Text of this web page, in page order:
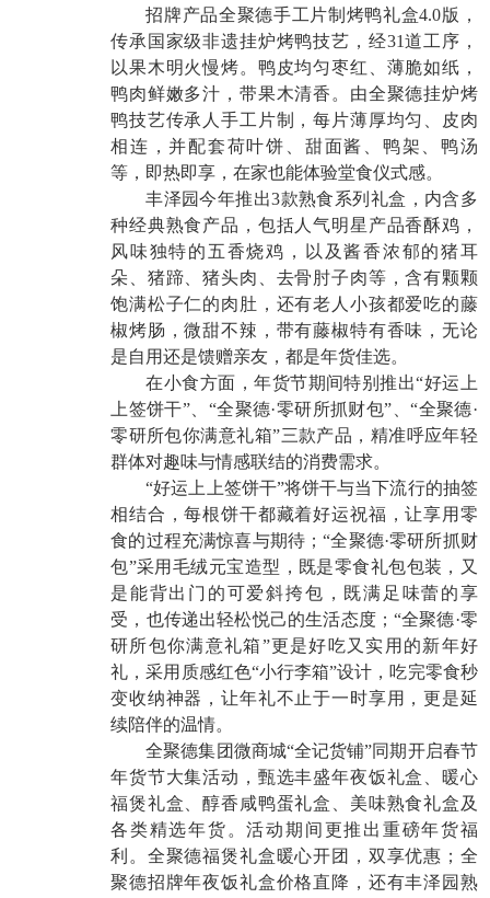
招牌产品全聚德手工片制烤鸭礼盒4.0版，
传承国家级非遗挂炉烤鸭技艺，经31道工序，
以果木明火慢烤。鸭皮均匀枣红、薄脆如纸，
鸭肉鲜嫩多汁，带果木清香。由全聚德挂炉烤
鸭技艺传承人手工片制，每片薄厚均匀、皮肉
相连，并配套荷叶饼、甜面酱、鸭架、鸭汤
等，即热即享，在家也能体验堂食仪式感。
丰泽园今年推出3款熟食系列礼盒，内含多
种经典熟食产品，包括人气明星产品香酥鸡，
风味独特的五香烧鸡，以及酱香浓郁的猪耳
朵、猪蹄、猪头肉、去骨肘子肉等，含有颗颗
饱满松子仁的肉肚，还有老人小孩都爱吃的藤
椒烤肠，微甜不辣，带有藤椒特有香味，无论
是自用还是馈赠亲友，都是年货佳选。
在小食方面，年货节期间特别推出“好运上
上签饼干”、“全聚德·零研所抓财包”、“全聚德·
零研所包你满意礼箱”三款产品，精准呼应年轻
群体对趣味与情感联结的消费需求。
“好运上上签饼干”将饼干与当下流行的抽签
相结合，每根饼干都藏着好运祝福，让享用零
食的过程充满惊喜与期待；“全聚德·零研所抓财
包”采用毛绒元宝造型，既是零食礼包包装，又
是能背出门的可爱斜挎包，既满足味蕾的享
受，也传递出轻松悦己的生活态度；“全聚德·零
研所包你满意礼箱”更是好吃又实用的新年好
礼，采用质感红色“小行李箱”设计，吃完零食秒
变收纳神器，让年礼不止于一时享用，更是延
续陪伴的温情。
全聚德集团微商城“全记货铺”同期开启春节
年货节大集活动，甄选丰盛年夜饭礼盒、暖心
福煲礼盒、醇香咸鸭蛋礼盒、美味熟食礼盒及
各类精选年货。活动期间更推出重磅年货福
利。全聚德福煲礼盒暖心开团，双享优惠；全
聚德招牌年夜饭礼盒价格直降，还有丰泽园熟